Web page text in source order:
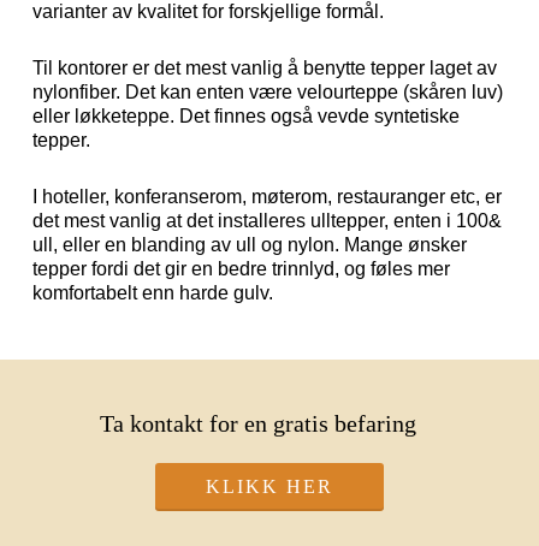
varianter av kvalitet for forskjellige formål.
Til kontorer er det mest vanlig å benytte tepper laget av
nylonfiber. Det kan enten være velourteppe (skåren luv)
eller løkketeppe. Det finnes også vevde syntetiske
tepper.
I hoteller, konferanserom, møterom, restauranger etc, er
det mest vanlig at det installeres ulltepper, enten i 100&
ull, eller en blanding av ull og nylon. Mange ønsker
tepper fordi det gir en bedre trinnlyd, og føles mer
komfortabelt enn harde gulv.
Ta kontakt for en gratis befaring
KLIKK HER